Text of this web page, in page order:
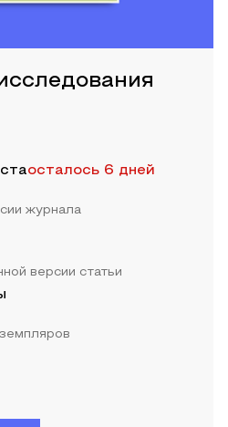
осталось 6 дней
журнала
версии статьи